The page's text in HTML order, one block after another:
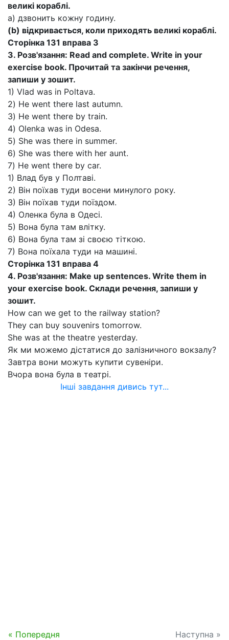
великі кораблі.
а) дзвонить кожну годину.
(b) відкривається, коли приходять великі кораблі.
Сторінка 131 вправа 3
3. Розв'язання: Read and complete. Write in your
exercise book. Прочитай та закінчи речення,
запиши у зошит.
1) Vlad was in Poltava.
2) He went there last autumn.
3) He went there by train.
4) Olenka was in Odesa.
5) She was there in summer.
6) She was there with her aunt.
7) He went there by car.
1) Влад був у Полтаві.
2) Він поїхав туди восени минулого року.
3) Він поїхав туди поїздом.
4) Оленка була в Одесі.
5) Вона була там влітку.
6) Вона була там зі своєю тіткою.
7) Вона поїхала туди на машині.
Сторінка 131 вправа 4
4. Розв'язання: Make up sentences. Write them in
your exercise book. Склади речення, запиши у
зошит.
How can we get to the railway station?
They can buy souvenirs tomorrow.
She was at the theatre yesterday.
Як ми можемо дістатися до залізничного вокзалу?
Завтра вони можуть купити сувеніри.
Вчора вона була в театрі.
Інші завдання дивись тут...
« Попередня Наступна »